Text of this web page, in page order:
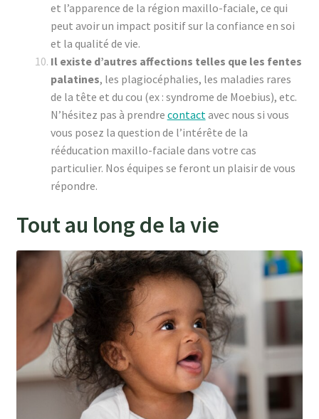
et l’apparence de la région maxillo-faciale, ce qui
peut avoir un impact positif sur la confiance en soi
et la qualité de vie.
Il existe d’autres affections telles que les fentes
palatines, les plagiocéphalies, les maladies rares
de la tête et du cou (ex : syndrome de Moebius), etc.
N’hésitez pas à prendre contactavec nous si vous
vous posez la question de l’intérête de la
rééducation maxillo-faciale dans votre cas
particulier. Nos équipes se feront un plaisir de vous
répondre.
Tout au long de la vie